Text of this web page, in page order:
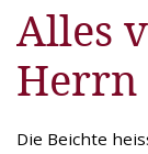
Alles
Herrn
Die Beichte